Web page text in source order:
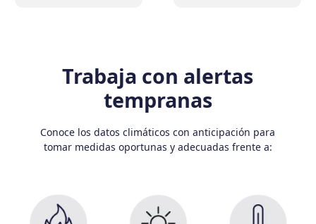
Trabaja con alertas
tempranas
Conoce los datos climáticos con anticipación para
tomar medidas oportunas y adecuadas frente a: